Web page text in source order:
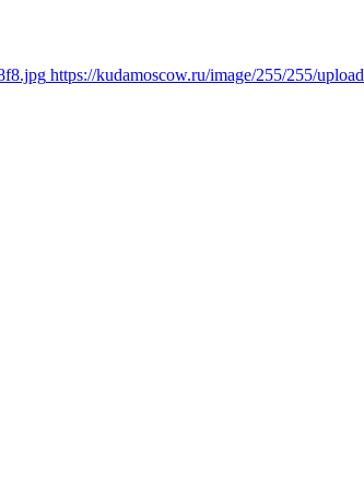
https://kudamoscow.ru/image/255/255/